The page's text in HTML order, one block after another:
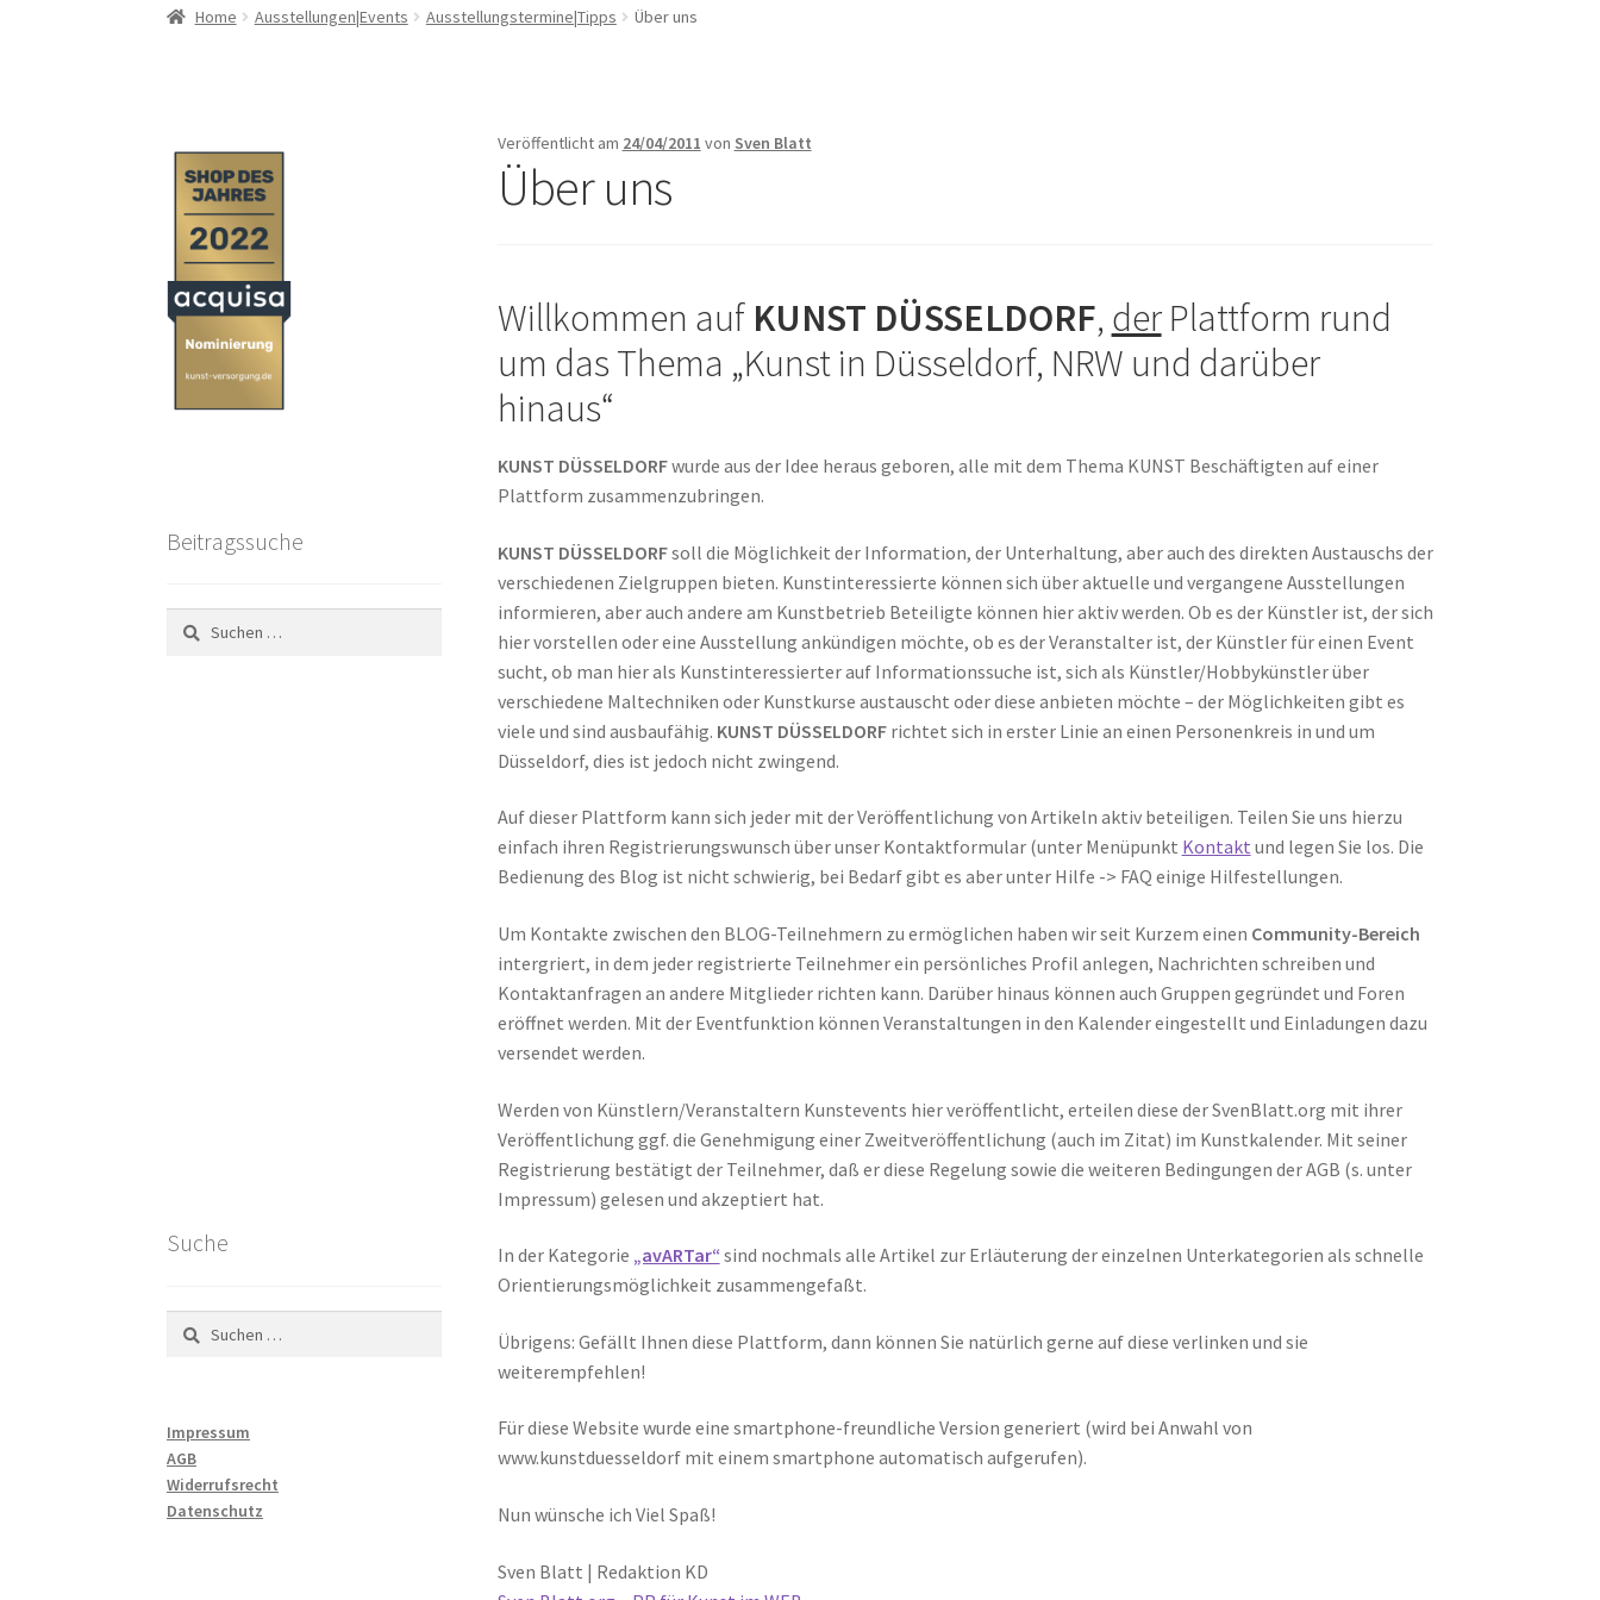
Home Ausstellungen|Events Ausstellungstermine|Tipps Über uns
Veröffentlicht am 24/04/2011 von Sven Blatt
Über uns
Willkommen auf KUNST DÜSSELDORF, derPlattform rund
um das Thema „Kunst in Düsseldorf, NRW und darüber
hinaus“
KUNST DÜSSELDORFwurde aus der Idee heraus geboren, alle mit dem Thema KUNST Beschäftigten auf einer
Plattform zusammenzubringen.
KUNST DÜSSELDORFsoll die Möglichkeit der Information, der Unterhaltung, aber auch des direkten Austauschs der
verschiedenen Zielgruppen bieten. Kunstinteressierte können sich über aktuelle und vergangene Ausstellungen
informieren, aber auch andere am Kunstbetrieb Beteiligte können hier aktiv werden. Ob es der Künstler ist, der sich
hier vorstellen oder eine Ausstellung ankündigen möchte, ob es der Veranstalter ist, der Künstler für einen Event
sucht, ob man hier als Kunstinteressierter auf Informationssuche ist, sich als Künstler/Hobbykünstler über
verschiedene Maltechniken oder Kunstkurse austauscht oder diese anbieten möchte – der Möglichkeiten gibt es
viele und sind ausbaufähig. KUNST DÜSSELDORFrichtet sich in erster Linie an einen Personenkreis in und um
Düsseldorf, dies ist jedoch nicht zwingend.
Auf dieser Plattform kann sich jeder mit der Veröffentlichung von Artikeln aktiv beteiligen. Teilen Sie uns hierzu
einfach ihren Registrierungswunsch über unser Kontaktformular (unter Menüpunkt Kontakt und legen Sie los. Die
Bedienung des Blog ist nicht schwierig, bei Bedarf gibt es aber unter Hilfe -> FAQ einige Hilfestellungen.
Um Kontakte zwischen den BLOG-Teilnehmern zu ermöglichen haben wir seit Kurzem einen Community-Bereich
intergriert, in dem jeder registrierte Teilnehmer ein persönliches Profil anlegen, Nachrichten schreiben und
Kontaktanfragen an andere Mitglieder richten kann. Darüber hinaus können auch Gruppen gegründet und Foren
eröffnet werden. Mit der Eventfunktion können Veranstaltungen in den Kalender eingestellt und Einladungen dazu
versendet werden.
Werden von Künstlern/Veranstaltern Kunstevents hier veröffentlicht, erteilen diese der SvenBlatt.org mit ihrer
Veröffentlichung ggf. die Genehmigung einer Zweitveröffentlichung (auch im Zitat) im Kunstkalender. Mit seiner
Registrierung bestätigt der Teilnehmer, daß er diese Regelung sowie die weiteren Bedingungen der AGB (s. unter
Impressum) gelesen und akzeptiert hat.
In der Kategorie „avARTar“ sind nochmals alle Artikel zur Erläuterung der einzelnen Unterkategorien als schnelle
Orientierungsmöglichkeit zusammengefaßt.
Übrigens: Gefällt Ihnen diese Plattform, dann können Sie natürlich gerne auf diese verlinken und sie
weiterempfehlen!
Für diese Website wurde eine smartphone-freundliche Version generiert (wird bei Anwahl von
www.kunstduesseldorf mit einem smartphone automatisch aufgerufen).
Nun wünsche ich Viel Spaß!
Sven Blatt | Redaktion KD
Beitragssuche
Suchen
nach:
Suche
Suchen
nach:
Impressum
AGB
Widerrufsrecht
Datenschutz